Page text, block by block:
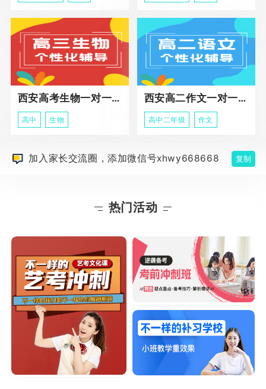
西安高考生物一对一辅导
高中 生物
西安高二作文一对一辅导课程
高中二年级 作文
加入家长交流圈，添加微信号xhwy668668 复制
热门活动